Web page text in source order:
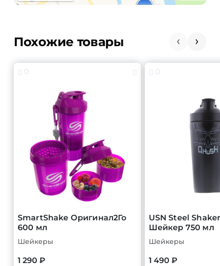
Похожие товары
0
SmartShake Оригинал2Го
600 мл
Шейкеры
1 290 ₽
0
USN Steel
Шейкер 750 мл
Шейкеры
1 490 ₽